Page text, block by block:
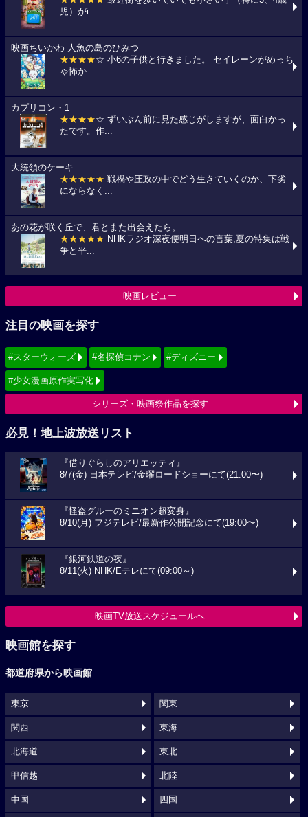
児）がi...
映画ちいかわ 人魚の島のひみつ
★★★★☆ 小6の子供と行きました。 セイレーンがめっち
ゃ怖か...
カプリコン・1
★★★★☆ ずいぶん前に見た感じがしますが、面白かっ
たです。作...
大統領のケーキ
★★★★★ 戦禍や圧政の中でどう生きていくのか、下劣
にならなく...
あの花が咲く丘で、君とまた出会えたら。
★★★★★ NHKラジオ深夜便明日への言葉,夏の特集は戦
争と平...
映画レビュー
注目の映画を探す
#スターウォーズ #名探偵コナン #ディズニー
#少女漫画原作実写化
シリーズ・映画祭作品を探す
必見！地上波放送リスト
『借りぐらしのアリエッティ』
8/7(金) 日本テレビ/金曜ロードショーにて(21:00〜)
『怪盗グルーのミニオン超変身』
8/10(月) フジテレビ/最新作公開記念にて(19:00〜)
『銀河鉄道の夜』
8/11(火) NHK/Eテレにて(09:00～)
映画TV放送スケジュールへ
映画館を探す
都道府県から映画館
東京 関東
関西 東海
北海道 東北
甲信越 北陸
中国 四国